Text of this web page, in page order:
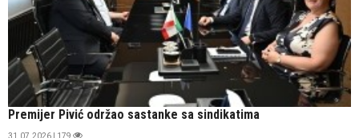
Premijer Pivić održao sastanke sa sindikatima
31.07.2026 | 179